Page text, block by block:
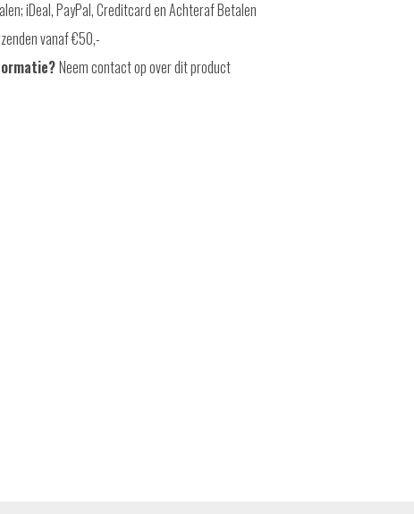
iDeal, PayPal, Creditcard en Achteraf Betalen
vanaf €50,-
Neem contact op over dit product